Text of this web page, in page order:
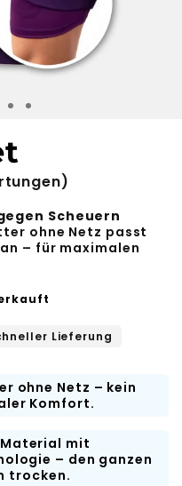
Scheuern
ohne Netz passt
– für maximalen
Lieferung
ohne Netz – kein
Komfort.
mit
– den ganzen
trocken.